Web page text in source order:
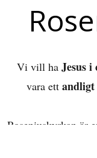
Vi vill ha Jesus
vara ett andligt
Roseniuskyrkan är
Mission, och finns